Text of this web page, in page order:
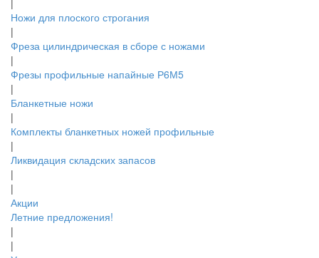
Ножи для плоского строгания
|
Фреза цилиндрическая в сборе с ножами
|
Фрезы профильные напайные Р6М5
|
Бланкетные ножи
|
Комплекты бланкетных ножей профильные
|
Ликвидация складских запасов
|
|
Акции
Летние предложения!
|
|